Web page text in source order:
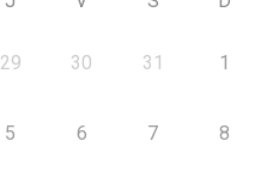
29 30 31 1
5 6 7 8